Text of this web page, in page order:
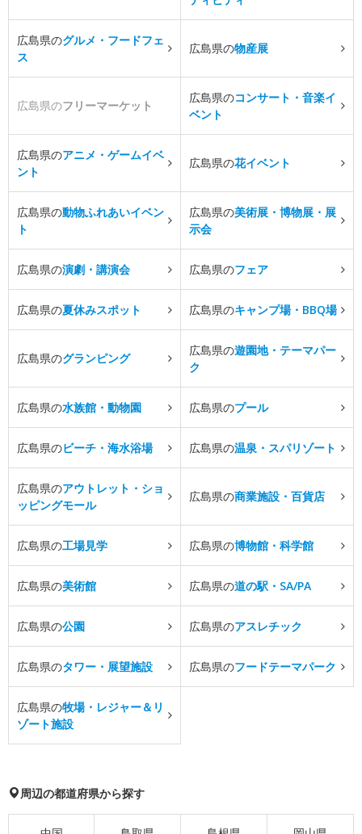
広島県のグルメ・フードフェ
ス
広島県の物産展
広島県のフリーマーケット
広島県のコンサート・音楽イ
ベント
広島県のアニメ・ゲームイベ
ント
広島県の花イベント
広島県の動物ふれあいイベン
ト
広島県の美術展・博物展・展
示会
広島県の演劇・講演会 広島県のフェア
広島県の夏休みスポット 広島県のキャンプ場・BBQ場
広島県のグランピング
広島県の遊園地・テーマパー
ク
広島県の水族館・動物園 広島県のプール
広島県のビーチ・海水浴場 広島県の温泉・スパリゾート
広島県のアウトレット・ショ
ッピングモール
広島県の商業施設・百貨店
広島県の工場見学 広島県の博物館・科学館
広島県の美術館 広島県の道の駅・SA/PA
広島県の公園 広島県のアスレチック
広島県のタワー・展望施設 広島県のフードテーマパーク
広島県の牧場・レジャー＆リ
ゾート施設
周辺の都道府県から探す